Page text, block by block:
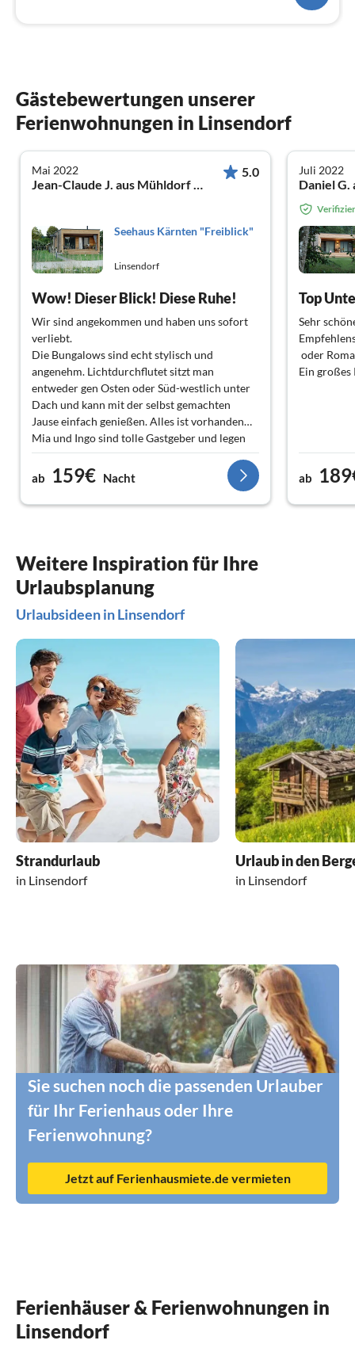
Gästebewertungen unserer
Ferienwohnungen in Linsendorf
Mai 2022
Jean-Claude J. aus Mühldorf am Inn
5.0
Seehaus Kärnten "Freiblick"
Linsendorf
Wow! Dieser Blick! Diese Ruhe!
Wir sind angekommen und haben uns sofort
verliebt.
Die Bungalows sind echt stylisch und
angenehm. Lichtdurchflutet sitzt man
entweder gen Osten oder Süd-westlich unter
Dach und kann mit der selbst gemachten
Jause einfach genießen. Alles ist vorhanden…
Mia und Ingo sind tolle Gastgeber und legen
Wert auf Gemütlichkeit. Danke Euch ?
Das Holz des Bungalows hat uns seelisch
wünschen übrig; wir fanden, dass die
Das Bett war äusserst komfortabel da meine
Frau nie mehr ohne eigene Matratze reist…
brauchts nicht mehr (?)
Nähe. Wow!
Als uns die Ruhe gepackt hat, sind wir an der
Drau mit unseren Räder und haben hier und
da nette Lokale gefunden… der Radweg ist
einzigartig.
Richtung Klagenfurt am Wörthersee gibt es
alles zu kaufen und der Wörthersee ist in 20
Minuten mit dem Auto erreichbar. Fanden wir
super nah … Trubel und Idylle… was man will
… und was will man mehr?
WIR KOMMEN WIEDER ?
Monika & Jclaude
ab 159€ Nacht
Juli 2022
Top
Sehr
oder
Ein großes
ab
Weitere Inspiration für Ihre
Urlaubsplanung
Urlaubsideen in Linsendorf
Strandurlaub
in Linsendorf
Urlaub in den
in Linsendorf
Sie suchen noch die passenden Urlauber
für Ihr Ferienhaus oder Ihre
Ferienwohnung?
Jetzt auf Ferienhausmiete.de vermieten
Ferienhäuser & Ferienwohnungen in
Linsendorf